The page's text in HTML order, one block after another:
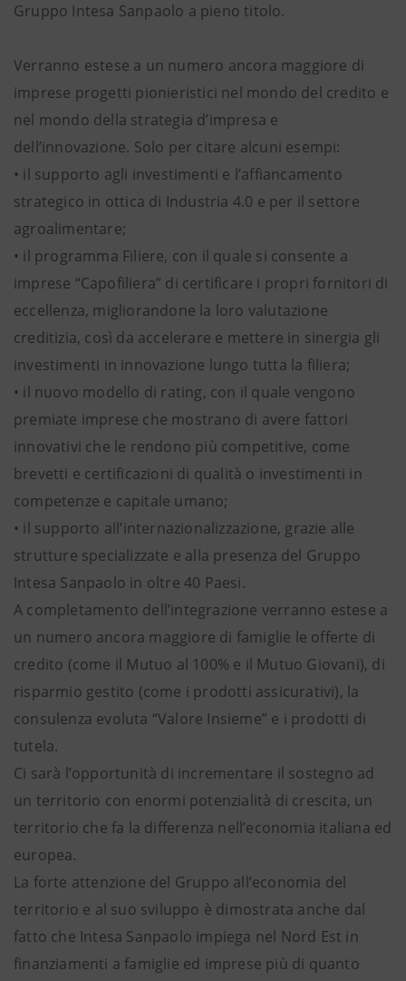
Gruppo Intesa Sanpaolo a pieno titolo.
Verranno estese a un numero ancora maggiore di
imprese progetti pionieristici nel mondo del credito e
nel mondo della strategia d’impresa e
dell’innovazione. Solo per citare alcuni esempi:
• il supporto agli investimenti e l’affiancamento
strategico in ottica di Industria 4.0 e per il settore
agroalimentare;
• il programma Filiere, con il quale si consente a
imprese “Capofiliera” di certificare i propri fornitori di
eccellenza, migliorandone la loro valutazione
creditizia, così da accelerare e mettere in sinergia gli
investimenti in innovazione lungo tutta la filiera;
• il nuovo modello di rating, con il quale vengono
premiate imprese che mostrano di avere fattori
innovativi che le rendono più competitive, come
brevetti e certificazioni di qualità o investimenti in
competenze e capitale umano;
• il supporto all’internazionalizzazione, grazie alle
strutture specializzate e alla presenza del Gruppo
Intesa Sanpaolo in oltre 40 Paesi.
A completamento dell’integrazione verranno estese a
un numero ancora maggiore di famiglie le offerte di
credito (come il Mutuo al 100% e il Mutuo Giovani), di
risparmio gestito (come i prodotti assicurativi), la
consulenza evoluta “Valore Insieme” e i prodotti di
tutela.
Ci sarà l’opportunità di incrementare il sostegno ad
un territorio con enormi potenzialità di crescita, un
territorio che fa la differenza nell’economia italiana ed
europea.
La forte attenzione del Gruppo all’economia del
territorio e al suo sviluppo è dimostrata anche dal
fatto che Intesa Sanpaolo impiega nel Nord Est in
finanziamenti a famiglie ed imprese più di quanto